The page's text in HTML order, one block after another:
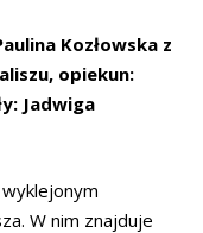
Kozłowska z
opiekun:
Jadwiga
W nim znajduje